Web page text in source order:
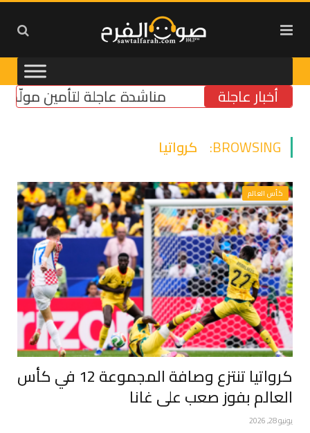
أخبار عاجلة مناشدة عاجلة لتأمين مولّد كهرباء
BROWSING: كرواتيا
كأس العالم
كرواتيا تنتزع وصافة المجموعة 12 في كأس
العالم بفوز صعب على غانا
يونيو 28, 2026